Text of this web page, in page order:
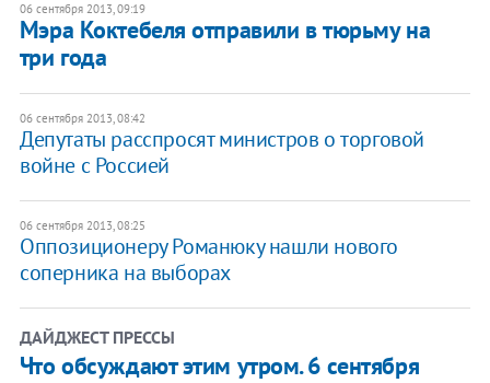
06 сентября 2013, 09:19
Мэра Коктебеля отправили в тюрьму на
три года
06 сентября 2013, 08:42
Депутаты расспросят министров о торговой
войне с Россией
06 сентября 2013, 08:25
Оппозиционеру Романюку нашли нового
соперника на выборах
ДАЙДЖЕСТ ПРЕССЫ
Что обсуждают этим утром. 6 сентября